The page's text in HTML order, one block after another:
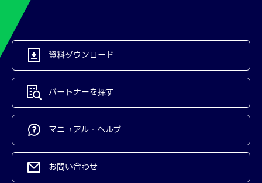
資料ダウンロード
パートナーを探す
マニュアル・ヘルプ
お問い合わせ